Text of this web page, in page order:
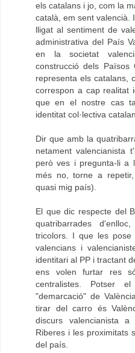
els catalans i jo, com la
català, em sent valencià.
lligat al sentiment de
administrativa del País
en la societat
construcció dels
representa els catalans,
correspon a cap realitat
que en el nostre cas
identitat col·lectiva
Dir que amb la
netament valencianista
però ves i pregunta-li a
més no, torne a
quasi mig país).
El que dic respecte del
quatribarrades
tricolors. I que les
valencians i
identitari al PP i tractant
ens volen furtar res
centralistes. Potser
"demarcació" de
tirar del carro és
discurs valencianista
Riberes i les proximitats
del país.